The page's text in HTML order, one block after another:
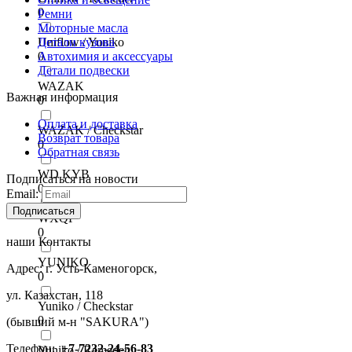
0
Uniflow / Yuniko
0
WAZAK
0
WAZAK / Checkstar
0
WD KYB
0
WXQP
0
YUNIKO
0
Yuniko / Checkstar
0
Ремни
Моторные масла
Детали кузова
Автохимия и аксессуары
Детали подвески
Важная информация
Оплата и доставка
Возврат товара
Обратная связь
Подписаться на новости
Email:
Подписаться
наши Контакты
Адрес: г. Усть-Каменогорск,
ул. Казахстан, 118
(бывший м-н "SAKURA")
Телефон:+7-7232-24-56-83